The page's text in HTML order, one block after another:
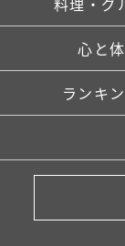
心と体
ランキ